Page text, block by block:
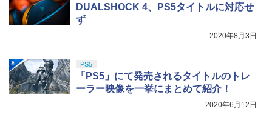
DUALSHOCK 4、PS5タイトルに対応せ
ず
2020年8月3日
PS5
「PS5」にて発売されるタイトルのトレ
ーラー映像を一挙にまとめて紹介！
2020年6月12日